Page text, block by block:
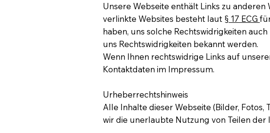
Unsere Webseite enthält Links zu
verlinkte Websites besteht laut § 17 ECG
haben, uns solche Rechtswidrigkeiten
uns Rechtswidrigkeiten bekannt werden.
Wenn Ihnen rechtswidrige Links auf
Kontaktdaten im Impressum.
Urheberrechtshinweis
Alle Inhalte dieser Webseite (Bilder,
wir die unerlaubte Nutzung von Teilen